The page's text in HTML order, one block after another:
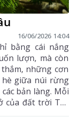
16/06/2026 14:04
bằng cái nắng
lượn, mà còn
những cơn
hè giữa núi rừng
bản làng. Mỗi
của đất trời Tây
đầy sức sống.